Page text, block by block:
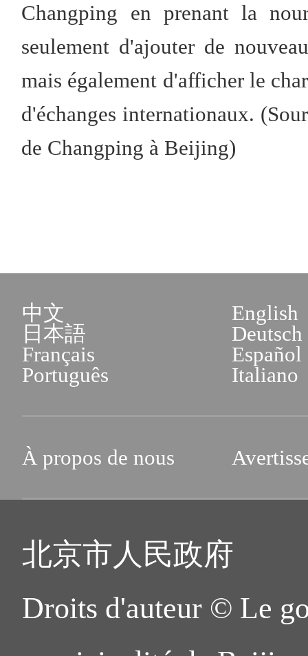
Changping en prenant la
seulement d'ajouter de
mais également d'afficher le
d'échanges internationaux.
de Changping à Beijing)
中文
English
日本語
Deutsch
Français
Español
Português
Italiano
À propos de nous
北京市人民政府
Droits d'auteur © Le